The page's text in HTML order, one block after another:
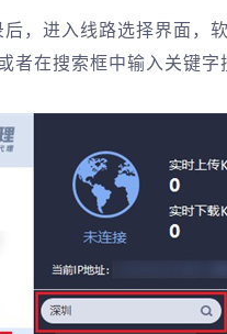
，进入线路选择界面，
者在搜索框中输入关键